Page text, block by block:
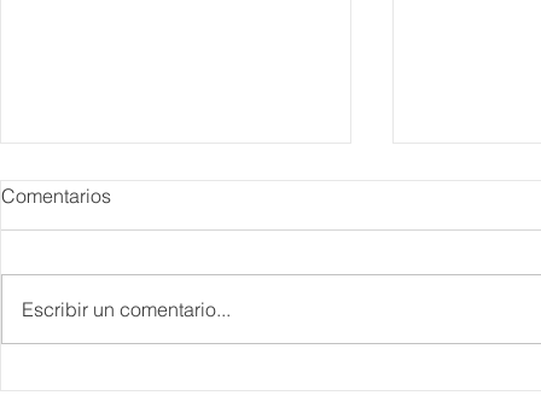
Comentarios
Escribir un comentario...